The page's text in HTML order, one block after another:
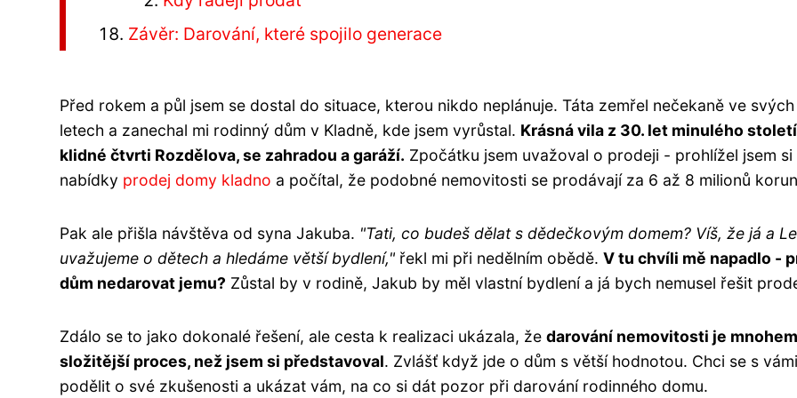
Závěr: Darování, které spojilo generace
Před rokem a půl jsem se dostal do situace, kterou nikdo neplánuje. Táta zemřel nečekaně ve
letech a zanechal mi rodinný dům v Kladně, kde jsem vyrůstal. Krásná vila z 30. let minulého
klidné čtvrti Rozdělova, se zahradou a garáží. Zpočátku jsem uvažoval o prodeji - prohlížel jsem si
nabídky prodej domy kladno a počítal, že podobné nemovitosti se prodávají za 6 až 8 milionů
Pak ale přišla návštěva od syna Jakuba. "Tati, co budeš dělat s dědečkovým domem? Víš, že já a
uvažujeme o dětech a hledáme větší bydlení," řekl mi při nedělním obědě. V tu chvíli mě napadlo -
dům nedarovat jemu? Zůstal by v rodině, Jakub by měl vlastní bydlení a já bych nemusel řešit
Zdálo se to jako dokonalé řešení, ale cesta k realizaci ukázala, že darování nemovitosti je mnohem
složitější proces, než jsem si představoval. Zvlášť když jde o dům s větší hodnotou. Chci se s vámi
podělit o své zkušenosti a ukázat vám, na co si dát pozor při darování rodinného domu.